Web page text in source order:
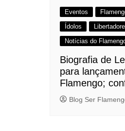
Eventos
Ídolos
Notícias do
Biografia de
para
Flamengo;
Blog Ser